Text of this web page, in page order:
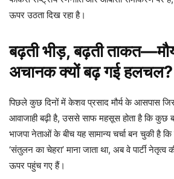
ऊपर उठता दिख रहा है।
बढ़ती भीड़, बढ़ती
अचानक क्यों बढ़ गई हलचल?
पिछले कुछ दिनों में केशव प्रसाद मौर्य के आसपास
आवाजाही बढ़ी है, उससे साफ महसूस होता है कि कुछ
भाजपा नेताओं के बीच यह सामान्य चर्चा बन चुकी है कि
‘संतुलन का चेहरा’ माना जाता था, अब वे पार्टी नेतृत्व
ऊपर पहुंच गए हैं।